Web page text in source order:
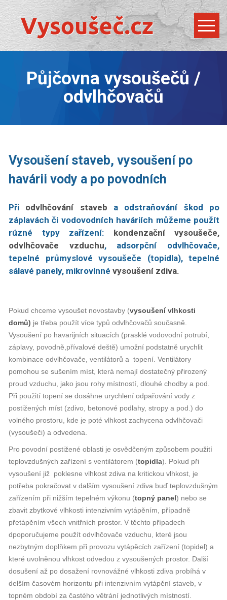
Půjčovna vysoušečů /
odvlhčovačů
Vysoušení staveb, vysoušení po
havárii vody a po povodních
Při odvlhčování staveb a odstraňování škod po
záplavách či vodovodních haváriích můžeme použít
rúzné typy zařízení: kondenzační vysoušeče,
odvlhčovače vzduchu, adsorpční odvlhčovače,
tepelné průmyslové vysoušeče (topidla), tepelné
sálavé panely, mikrovlnné vysoušení zdiva.
Pokud chceme vysoušet novostavby (vysoušení vlhkosti
domů) je třeba použít více typů odvlhčovačů současně.
Vysoušení po havarijních situacích (prasklé vodovodní potrubí,
záplavy, povodně,přívalové deště) umožní podstatně urychlit
kombinace odvlhčovače, ventilátorů a topení. Ventilátory
pomohou se sušením míst, která nemají dostatečný přirozený
proud vzduchu, jako jsou rohy místností, dlouhé chodby a pod.
Při použití topení se dosáhne urychlení odpařování vody z
postižených míst (zdivo, betonové podlahy, stropy a pod.) do
volného prostoru, kde je poté vlhkost zachycena odvlhčovači
(vysoušeči) a odvedena.
Pro povodní postižené oblasti je osvědčeným způsobem použití
teplovzdušných zařízení s ventilátorem (topidla). Pokud při
vysoušení již poklesne vlhkost zdiva na kritickou vlhkost, je
potřeba pokračovat v dalším vysoušení zdiva buď teplovzdušným
zařízením při nižším tepelném výkonu (topný panel) nebo se
zbavit zbytkové vlhkosti intenzivním vytápěním, případně
přetápěním všech vnitřních prostor. V těchto případech
dpoporučujeme použít odvlhčovače vzduchu, které jsou
nezbytným doplňkem při provozu vytápěcích zařízení (topidel) a
které uvolněnou vlhkost odvedou z vysoušených prostor. Další
dosušení až po dosažení rovnovážné vlhkosti zdiva probíhá v
delším časovém horizontu při intenzivním vytápění staveb, v
topném období za častého větrání jednotlivých místností.